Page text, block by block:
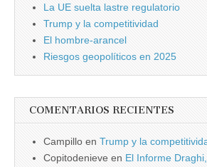
La UE suelta lastre regulatorio
Trump y la competitividad
El hombre-arancel
Riesgos geopolíticos en 2025
COMENTARIOS RECIENTES
Campillo en Trump y la
Copitodenieve en El Informe